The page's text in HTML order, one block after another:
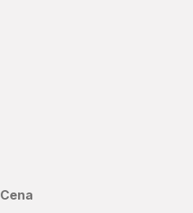
Cena